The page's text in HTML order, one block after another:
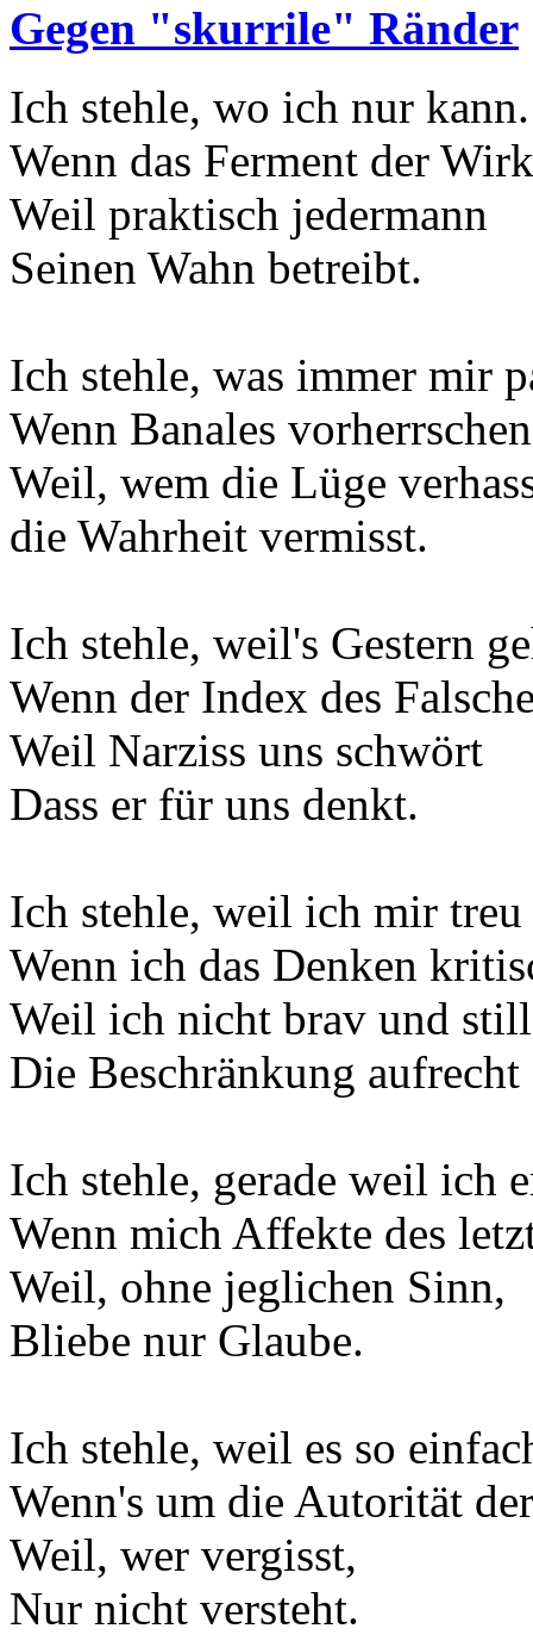
Gegen "skurrile" Ränder
Ich stehle, wo ich nur kann.
Wenn das Ferment der
Weil praktisch jedermann
Seinen Wahn betreibt.
Ich stehle, was immer mir
Wenn Banales
Weil, wem die Lüge
die Wahrheit vermisst.
Ich stehle, weil's Gestern
Wenn der Index des
Weil Narziss uns schwört
Dass er für uns denkt.
Ich stehle, weil ich mir
Wenn ich das Denken
Weil ich nicht brav und still
Die Beschränkung aufrecht
Ich stehle, gerade weil ich
Wenn mich Affekte des
Weil, ohne jeglichen Sinn,
Bliebe nur Glaube.
Ich stehle, weil es so
Wenn's um die Autorität
Weil, wer vergisst,
Nur nicht versteht.